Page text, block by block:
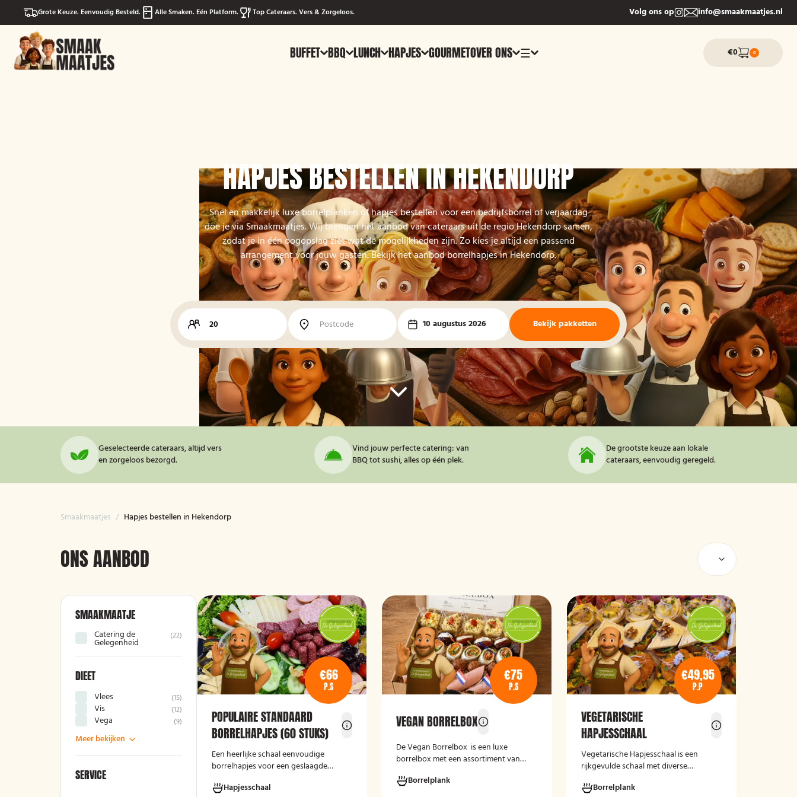
Grote Keuze. Eenvoudig Besteld. Alle Smaken. Eén Platform. Top Cateraars. Vers & Zorgeloos. Volg ons op info@smaakmaatjes.nl
BUFFET BBQ LUNCH HAPJES GOURMETOVER ONS ☰ €0 0
HAPJES BESTELLEN IN HEKENDORP
Snel en makkelijk luxe borrelplanken of hapjes bestellen voor een bedrijfsborrel of verjaardag
doe je via Smaakmaatjes. Wij brengen het aanbod van cateraars uit de regio Hekendorp samen,
zodat je in één oogopslag ziet wat de mogelijkheden zijn. Zo kies je altijd een passend
arrangement voor jouw gasten. Bekijk het aanbod borrelhapjes in Hekendorp.
10 augustus 2026 Bekijk pakketten
Geselecteerde cateraars, altijd vers
en zorgeloos bezorgd.
Vind jouw perfecte catering: van
BBQ tot sushi, alles op één plek.
De grootste keuze aan lokale
cateraars, eenvoudig geregeld.
Smaakmaatjes / Hapjes bestellen in Hekendorp
ONS AANBOD
SMAAKMAATJE
Catering de
Gelegenheid
(22)
DIEET
Vlees (15)
Vis (12)
Vega (9)
Meer bekijken
SERVICE
€66
P.S
POPULAIRE STANDAARD
BORRELHAPJES (60 STUKS)
Een heerlijke schaal eenvoudige
borrelhapjes voor een geslaagde
Hapjesschaal
€75
P.S
VEGAN BORRELBOX
DeVegan Borrelbox is een luxe
borrelbox met een assortiment van
hapjes. De box bevat onder andere
Borrelplank
€49,95
P.P
VEGETARISCHE
HAPJESSCHAAL
Vegetarische Hapjesschaalis een
rijkgevulde schaal met diverse
ideaal voor feestjes, recepties,
Borrelplank